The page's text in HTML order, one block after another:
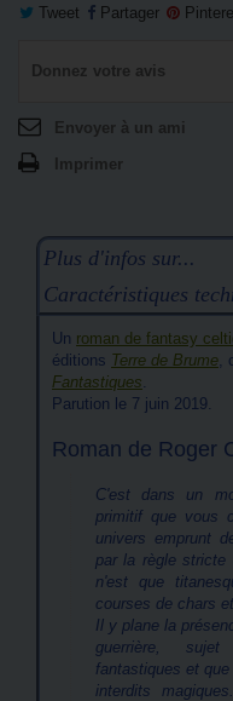
Tweet Partager
Donnez votre avis
Envoyer à un ami
Imprimer
Plus d'infos sur...
Caractéristiques
Un roman de fantasy
éditions Terre de Brume,
Fantastiques.
Parution le 7 juin 2019.
Roman de Roger
C'est dans un
primitif que vous
univers emprunt
par la règle
n'est que
courses de chars
Il y plane la
guerrière, sujet
fantastiques et
interdits